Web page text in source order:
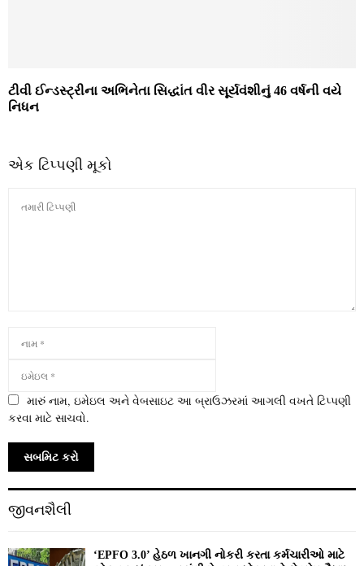
ટીવી ઈન્ડસ્ટ્રીના અભિનેતા સિદ્ધાંત વીર સૂર્યવંશીનું 46 વર્ષની વયે
નિધન
એક ટિપ્પણી મૂકો
મારું નામ, ઇમેઇલ અને વેબસાઇટ આ બ્રાઉઝરમાં આગલી વખતે ટિપ્પણી
કરવા માટે સાચવો.
જીવનશૈલી
‘EPFO 3.0’ હેઠળ ખાનગી નોકરી કરતા કર્મચારીઓ માટે